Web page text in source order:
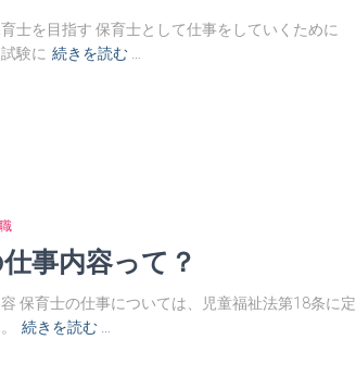
士を目指す 保育士として仕事をしていくために
験に 続きを読む …
事内容って？
保育士の仕事については、児童福祉法第18条に定
続きを読む …